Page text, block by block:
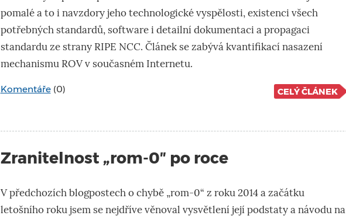
pomalé a to i navzdory jeho technologické vyspělosti, existenci všech
potřebných standardů, software i detailní dokumentaci a propagaci
standardu ze strany RIPE NCC. Článek se zabývá kvantifikací nasazení
mechanismu ROV v současném Internetu.
Komentáře (0) CELÝ ČLÁNEK
Zranitelnost „rom-0″ po roce
V předchozích blogpostech o chybě „rom-0“ z roku 2014 a začátku
letošního roku jsem se nejdříve věnoval vysvětlení její podstaty a návodu na